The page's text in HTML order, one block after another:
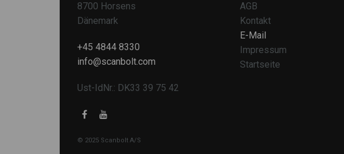
8700 Horsens
Dänemark
+45 4844 8330
info@scanbolt.com
Ust-IdNr.: DK33 39 75 42
© 2025 Scanbolt A/S
AGB
Kontakt
E-Mail
Impressum
Startseite